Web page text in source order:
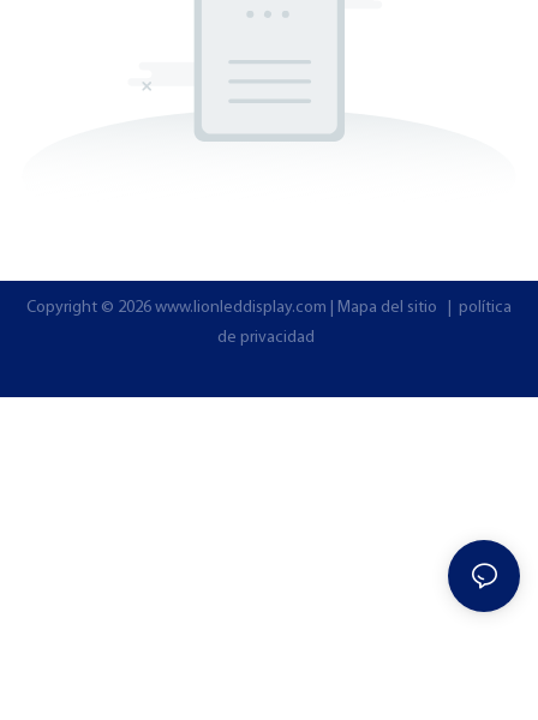
Copyright © 2026 www.lionleddisplay.com Mapa del sitio
política
de privacidad